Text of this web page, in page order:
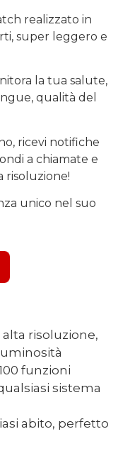
realizzato in
super leggero e
la tua salute,
qualità del
ricevi notifiche
a chiamate e
risoluzione!
unico nel suo
risoluzione,
funzioni
sistema
abito, perfetto